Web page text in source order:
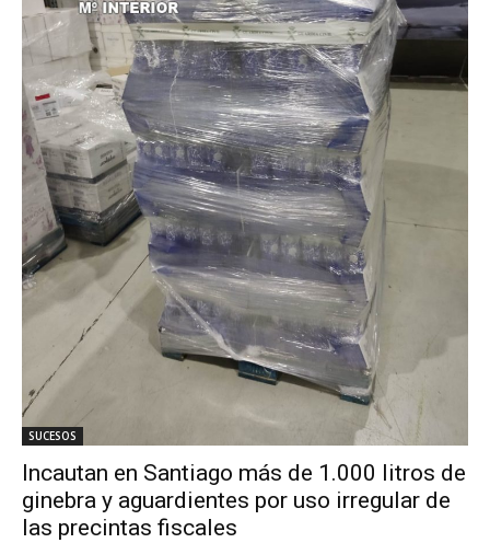
SUCESOS
Incautan en Santiago más de 1.000 litros de
ginebra y aguardientes por uso irregular de
las precintas fiscales